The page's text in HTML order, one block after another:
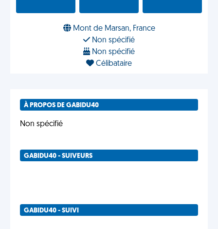
Mont de Marsan, France
Non spécifié
Non spécifié
Célibataire
À PROPOS DE GABIDU40
Non spécifié
GABIDU40 - SUIVEURS
GABIDU40 - SUIVI